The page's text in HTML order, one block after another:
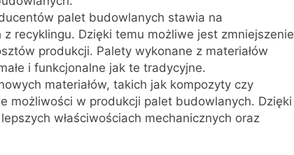
palet budowlanych stawia na
recyklingu. Dzięki temu możliwe jest zmniejszenie
produkcji. Palety wykonane z materiałów
i funkcjonalne jak te tradycyjne.
materiałów, takich jak kompozyty czy
możliwości w produkcji palet budowlanych. Dzięki
właściwościach mechanicznych oraz